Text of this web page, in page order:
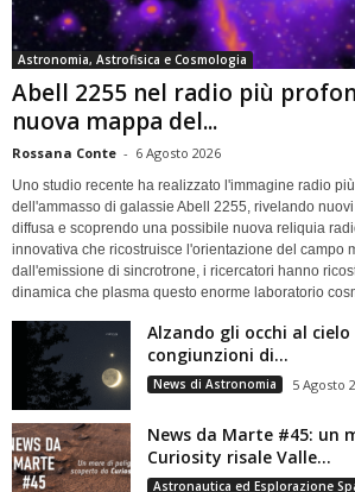
Astronomia, Astrofisica e Cosmologia
Abell 2255 nel radio più
nuova mappa del...
Rossana Conte - 6 Agosto 2026
Uno studio recente ha realizzato l'immagine radio
dell'ammasso di galassie Abell 2255, rivelando
diffusa e scoprendo una possibile nuova reliquia
innovativa che ricostruisce l'orientazione del campo
dall'emissione di sincrotrone, i ricercatori hanno
dinamica che plasma questo enorme laboratorio
Alzando gli occhi al cielo
congiunzioni di...
News di Astronomia 5 Agosto
News da Marte #45: un
Curiosity risale Valle...
Astronautica ed Esplorazione